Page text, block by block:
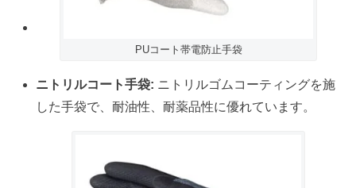
PUコート帯電防止手袋
ニトリルコート手袋: ニトリルゴムコーティングを施
した手袋で、耐油性、耐薬品性に優れています。